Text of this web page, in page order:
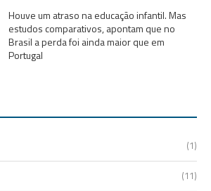
Houve um atraso na educação infantil. Mas
estudos comparativos, apontam que no
Brasil a perda foi ainda maior que em
Portugal
(1)
(11)